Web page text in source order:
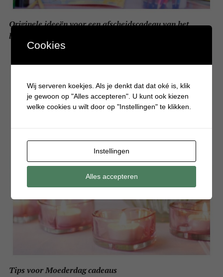
Originele ideeën voor een afscheidscadeau van het
laatste schooljaar
Tips voor Moederdag cadeaus
Cookies
Wij serveren koekjes. Als je denkt dat dat oké is, klik
je gewoon op "Alles accepteren". U kunt ook kiezen
welke cookies u wilt door op "Instellingen" te klikken.
Instellingen
Alles accepteren